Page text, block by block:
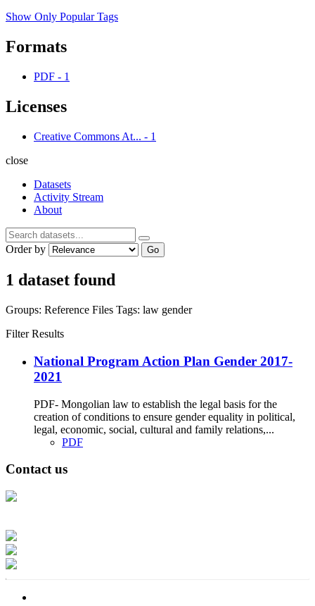
Show Only Popular Tags
Formats
PDF - 1
Licenses
Creative Commons At... - 1
close
Datasets
Activity Stream
About
Order by Go
1 dataset found
Groups: Reference Files Tags: law gender
Filter Results
National Program Action Plan Gender 2017-
2021
PDF- Mongolian law to establish the legal basis for the
creation of conditions to ensure gender equality in political,
legal, economic, social, cultural and family relations,...
PDF
Contact us